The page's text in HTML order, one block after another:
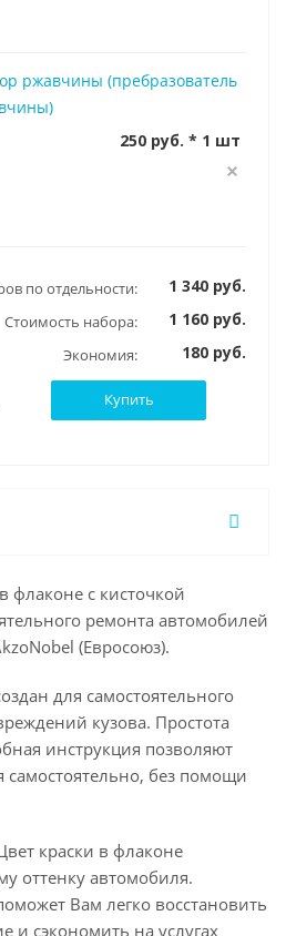
ржавчины (пребразователь
250 руб. * 1 шт
по отдельности: 1 340 руб.
Стоимость набора: 1 160 руб.
Экономия: 180 руб.
Купить
флаконе с кисточкой
ремонта автомобилей
(Евросоюз).
для самостоятельного
кузова. Простота
инструкция позволяют
самостоятельно, без помощи
краски в флаконе
оттенку автомобиля.
Вам легко восстановить
и сэкономить на услугах